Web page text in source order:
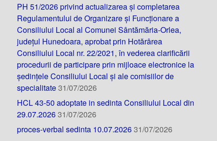
PH 51/2026 privind actualizarea și completarea
Regulamentului de Organizare și Funcționare a
Consiliului Local al Comunei Sântămăria-Orlea,
județul Hunedoara, aprobat prin Hotărârea
Consiliului Local nr. 22/2021, în vederea clarificării
procedurii de participare prin mijloace electronice la
ședințele Consiliului Local și ale comisiilor de
specialitate31/07/2026
HCL 43-50 adoptate in sedinta Consiliului Local din
29.07.202631/07/2026
proces-verbal sedinta 10.07.202631/07/2026